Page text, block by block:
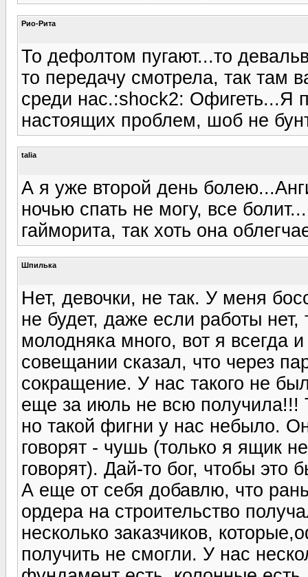
Рио-Рита
То дефолтом пугают...то
то передачу смотрела, так там
среди нас.:shock2: Офигеть...Я
настоящих проблем, шоб не
talia
А я уже второй день
ночью спать не могу, все
гайморита, так хоть она
Шпилька
Нет, девочки, не так. У меня
не будет, даже если работы нет,
молодняка много, вот я всегда
совещании сказал, что через
сокращение. У нас такого не
еще за июль не всю получила!!!
но такой фигни у нас небыло.
говорят - чушь (только я ящик
говорят). Дай-то бог, чтобы
А еще от себя добавлю, что
ордера на строительство
несколько заказчиков,
получить не смогли. У нас